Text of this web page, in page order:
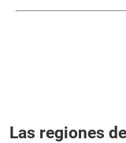
Las regiones